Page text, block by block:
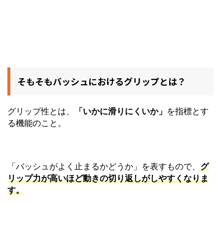
そもそもバッシュにおけるグリップとは？
グリップ性とは、 「いかに滑りにくいか」 を指標とす
る機能のこと。
「バッシュがよく止まるかどうか」を表すもので、 グ
リップ力が高いほど動きの切り返しがしやすくなりま
す。